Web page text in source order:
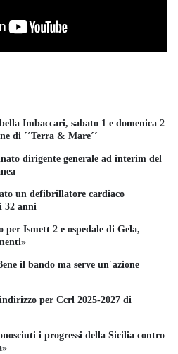
Imbaccari, sabato 1 e domenica 2
di ´´Terra & Mare´´
dirigente generale ad interim del
un defibrillatore cardiaco
32 anni
per Ismett 2 e ospedale di Gela,
il bando ma serve un´azione
per Ccrl 2025-2027 di
i progressi della Sicilia contro